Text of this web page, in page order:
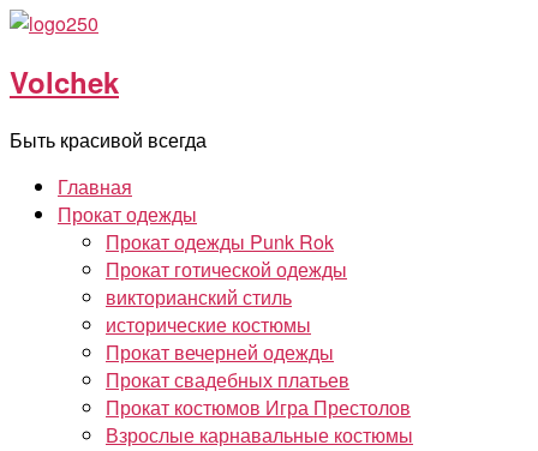
Перейти
содержимому
Volchek
Быть красивой всегда
Главная
Прокат одежды
Прокат одежды Punk Rok
Прокат готической одежды
викторианский стиль
исторические костюмы
Прокат вечерней одежды
Прокат свадебных платьев
Прокат костюмов Игра Престолов
Взрослые карнавальные костюмы